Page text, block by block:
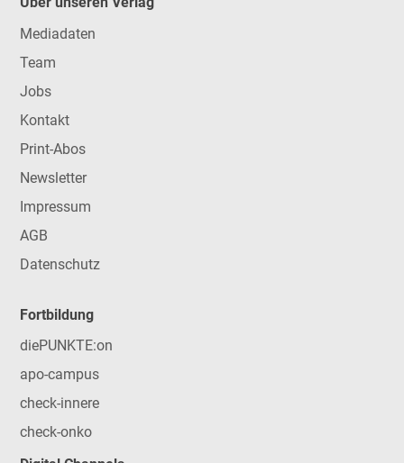
Mediadaten
Team
Jobs
Kontakt
Print-Abos
Newsletter
Impressum
AGB
Datenschutz
Fortbildung
diePUNKTE:on
apo-campus
check-innere
check-onko